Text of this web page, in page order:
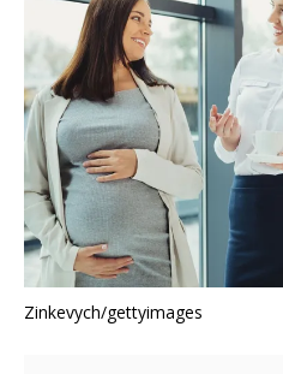
Zinkevych/gettyimages